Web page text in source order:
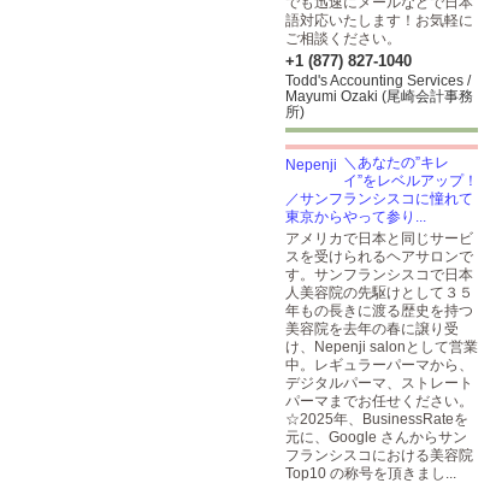
語対応いたします！お気軽に
ご相談ください。
+1 (877) 827-1040
Todd's Accounting Services /
Mayumi Ozaki (尾崎会計事務
所)
＼あなたの”キレ
イ”をレベルアップ！
／サンフランシスコに憧れて
東京からやって参り...
アメリカで日本と同じサービ
スを受けられるヘアサロンで
す。サンフランシスコで日本
人美容院の先駆けとして３５
年もの長きに渡る歴史を持つ
美容院を去年の春に譲り受
け、Nepenji salonとして営業
中。レギュラーパーマから、
デジタルパーマ、ストレート
パーマまでお任せください。
☆2025年、BusinessRateを
元に、Google さんからサン
フランシスコにおける美容院
Top10 の称号を頂きまし...